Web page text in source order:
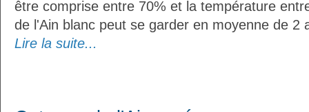
être comprise entre 70% et la température
de l'Ain blanc peut se garder en moyenne de 2
Lire la suite...